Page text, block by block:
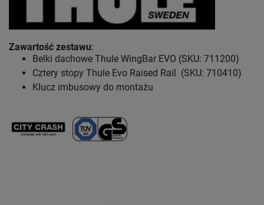
Zawartość zestawu:
Belki dachowe Thule WingBar EVO (SKU: 711200)
Cztery stopy Thule Evo Raised Rail (SKU: 710410)
Klucz imbusowy do montażu